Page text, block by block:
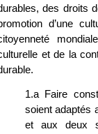
des droits
d’une
et de la
1.a Faire
soient adaptés
et aux deux